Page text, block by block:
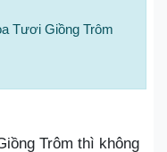
Tươi Giồng Trôm
Trôm thì không